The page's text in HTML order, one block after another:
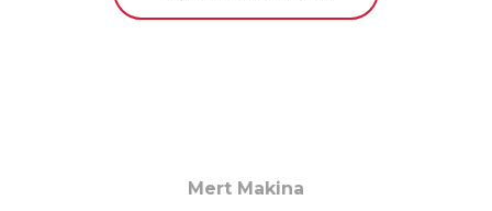
Mert Makina